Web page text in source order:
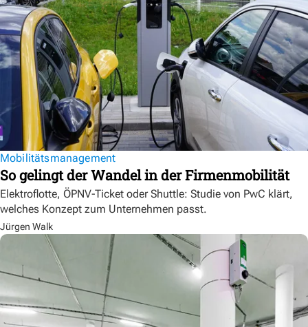
Mobilitätsmanagement
So gelingt der Wandel in der Firmenmobilität
Elektroflotte, ÖPNV-Ticket oder Shuttle: Studie von PwC klärt,
welches Konzept zum Unternehmen passt.
Jürgen Walk